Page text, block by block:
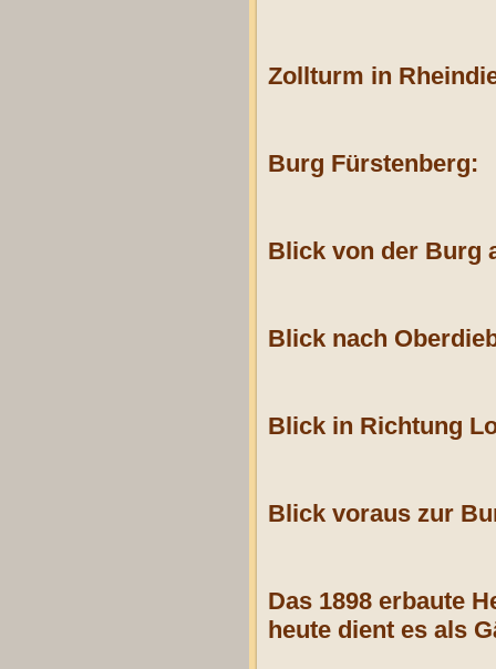
Zollturm in
Burg Fürstenberg:
Blick von der Burg
Blick nach
Blick in Richtung
Blick voraus zur
Das 1898 erbaute
heute dient es als